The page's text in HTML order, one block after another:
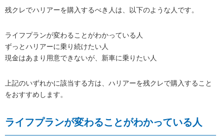
残クレでハリアーを購入するべき人は、以下のような人です。
ライフプランが変わることがわかっている人
ずっとハリアーに乗り続けたい人
現金はあまり用意できないが、新車に乗りたい人
上記のいずれかに該当する方は、ハリアーを残クレで購入すること
をおすすめします。
ライフプランが変わることがわかっている人